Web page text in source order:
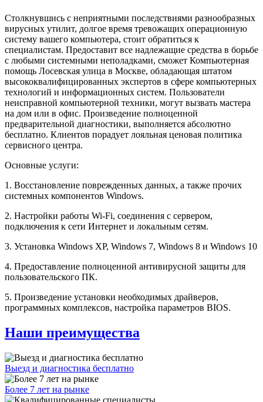
Столкнувшись с неприятными последствиями разнообразных
вирусных утилит, долгое время тревожащих операционную
систему вашего компьютера, стоит обратиться к
специалистам. Предоставит все надлежащие средства в борьбе
с любыми системными неполадками, сможет Компьютерная
помощь Лосевская улица в Москве, обладающая штатом
высококвалифицированных экспертов в сфере компьютерных
технологий и информационных систем. Пользователи
неисправной компьютерной техники, могут вызвать мастера
на дом или в офис. Произведение полноценной
предварительной диагностики, выполняется абсолютно
бесплатно. Клиентов порадует лояльная ценовая политика
сервисного центра.
Основные услуги:
1. Восстановление поврежденных данных, а также прочих
системных компонентов Windows.
2. Настройки работы Wi-Fi, соединения с сервером,
подключения к сети Интернет и локальным сетям.
3. Установка Windows XP, Windows 7, Windows 8 и Windows 10
4. Предоставление полноценной антивирусной защиты для
пользовательского ПК.
5. Произведение установки необходимых драйверов,
программных комплексов, настройка параметров BIOS.
Наши преимущества
Выезд и диагностика бесплатно
Более 7 лет на рынке